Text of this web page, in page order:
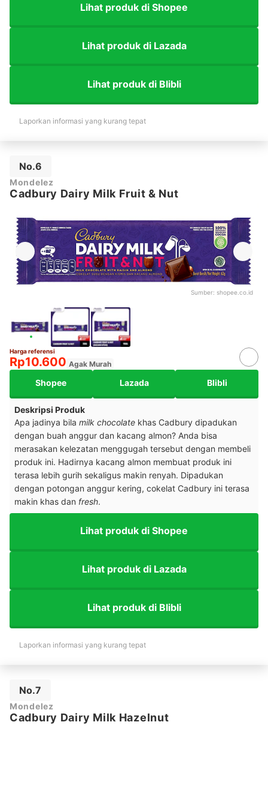
Lihat produk di Shopee
Lihat produk di Lazada
Lihat produk di Blibli
Laporkan informasi yang kurang tepat
No.6
Mondelez
Cadbury Dairy Milk Fruit & Nut
Sumber: shopee.co.id
Harga referensi
Rp10.600 Agak Murah
Shopee Lazada Blibli
Deskripsi Produk
Apa jadinya bila milk chocolate khas Cadbury dipadukan
dengan buah anggur dan kacang almon? Anda bisa
merasakan kelezatan menggugah tersebut dengan membeli
produk ini. Hadirnya kacang almon membuat produk ini
terasa lebih gurih sekaligus makin renyah. Dipadukan
dengan potongan anggur kering, cokelat Cadbury ini terasa
makin khas dan fresh.
Lihat produk di Shopee
Lihat produk di Lazada
Lihat produk di Blibli
Laporkan informasi yang kurang tepat
No.7
Mondelez
Cadbury Dairy Milk Hazelnut